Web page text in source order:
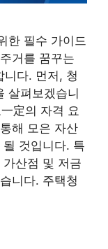
한 필수 가이드
거를 꿈꾸는
니다. 먼저, 청
살펴보겠습니
定의 자격 요
해 모은 자산
것입니다. 특
산점 및 저금
니다. 주택청